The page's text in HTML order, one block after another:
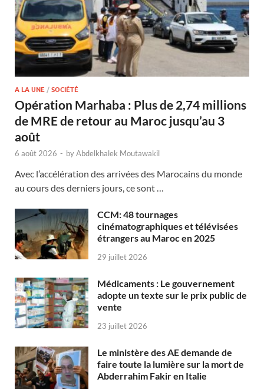
A LA UNE / SOCIÉTÉ
Opération Marhaba : Plus de 2,74 millions
de MRE de retour au Maroc jusqu’au 3
août
6 août 2026 - byAbdelkhalek Moutawakil
Avec l’accélération des arrivées des Marocains du monde
au cours des derniers jours, ce sont …
CCM: 48 tournages
cinématographiques et télévisées
étrangers au Maroc en 2025
29 juillet 2026
Médicaments : Le gouvernement
adopte un texte sur le prix public de
vente
23 juillet 2026
Le ministère des AE demande de
faire toute la lumière sur la mort de
Abderrahim Fakir en Italie